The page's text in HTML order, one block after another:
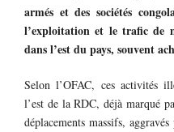
armés et des sociétés
l’exploitation et le trafic de
dans l’est du pays, souvent
Selon l’OFAC, ces activités
l’est de la RDC, déjà marqué
déplacements massifs,